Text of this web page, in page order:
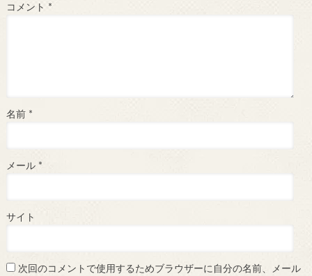
コメント *
名前 *
メール *
サイト
次回のコメントで使用するためブラウザーに自分の名前、メール